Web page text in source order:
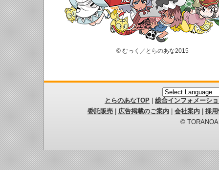
© むっく／とらのあな2015
とらのあなTOP
総合インフォメーシ
委託販売| 広告掲載のご案内| 会社案内| 採
©